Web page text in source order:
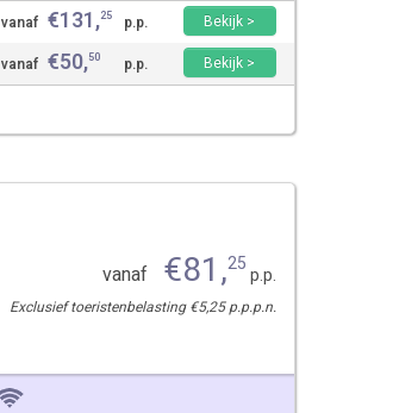
vanaf €131,25 p.p.
Bekijk >
vanaf €50,50 p.p. Bekijk >
vanaf €81,25p.p.
Exclusief toeristenbelasting €5,25 p.p.p.n.